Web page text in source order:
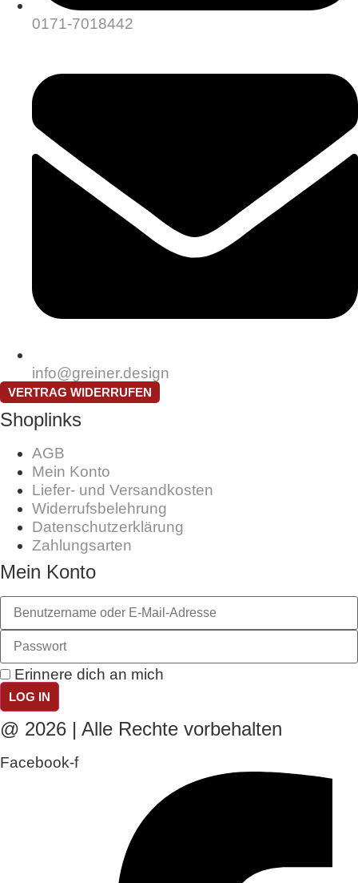
0171-7018442
info@greiner.design
VERTRAG WIDERRUFEN
Shoplinks
AGB
Mein Konto
Liefer- und Versandkosten
Widerrufsbelehrung
Datenschutzerklärung
Zahlungsarten
Mein Konto
Erinnere dich an mich
LOG IN
@ 2026 | Alle Rechte vorbehalten
Facebook-f